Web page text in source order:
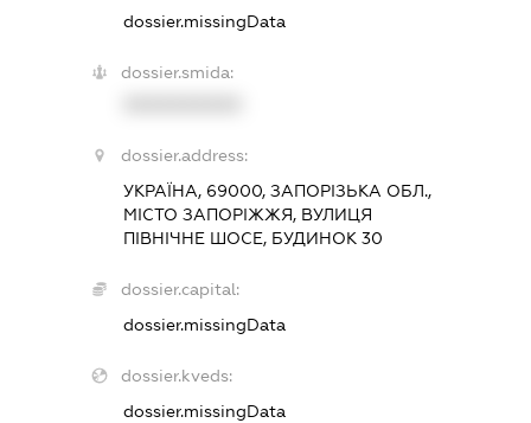
dossier.missingData
dossier.smida:
dossier.address:
УКРАЇНА, 69000, ЗАПОРІЗЬКА ОБЛ.,
МІСТО ЗАПОРІЖЖЯ, ВУЛИЦЯ
ПІВНІЧНЕ ШОСЕ, БУДИНОК 30
dossier.capital:
dossier.missingData
dossier.kveds:
dossier.missingData